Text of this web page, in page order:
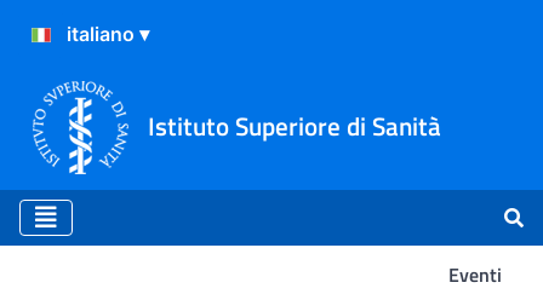
Istituto Superiore di Sanità
Eventi